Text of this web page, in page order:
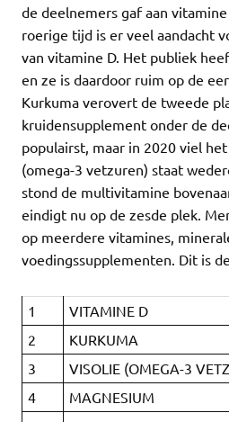
de deelnemers gaf aan
roerige tijd is er veel aandacht
van vitamine D. Het publiek
en ze is daardoor ruim op de
Kurkuma verovert de tweede
kruidensupplement onder de
populairst, maar in 2020 viel
(omega-3 vetzuren) staat
stond de multivitamine
eindigt nu op de zesde plek.
op meerdere vitamines,
voedingssupplementen. Dit is
1
VITAMINE D
2
KURKUMA
3
VISOLIE (OMEGA-3
4
MAGNESIUM